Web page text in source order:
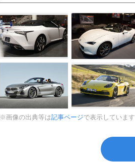
※画像の出典等は記事ページで表示しています